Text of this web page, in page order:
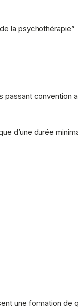
la psychothérapie”
passant convention
d’une durée
une formation de